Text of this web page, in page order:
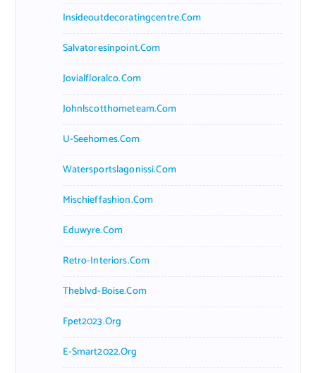
Insideoutdecoratingcentre.com
Salvatoresinpoint.com
Jovialfloralco.com
Johnlscotthometeam.com
U-Seehomes.com
Watersportslagonissi.com
Mischieffashion.com
Eduwyre.com
Retro-Interiors.com
Theblvd-Boise.com
Fpet2023.org
E-Smart2022.org